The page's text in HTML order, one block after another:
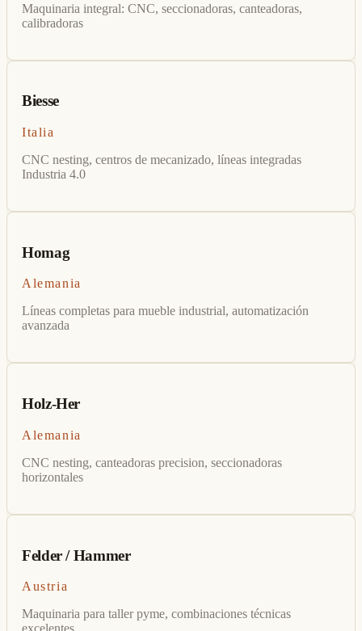
Maquinaria integral: CNC, seccionadoras, canteadoras,
calibradoras
Biesse
Italia
CNC nesting, centros de mecanizado, líneas integradas
Industria 4.0
Homag
Alemania
Líneas completas para mueble industrial, automatización
avanzada
Holz-Her
Alemania
CNC nesting, canteadoras precision, seccionadoras
horizontales
Felder / Hammer
Austria
Maquinaria para taller pyme, combinaciones técnicas